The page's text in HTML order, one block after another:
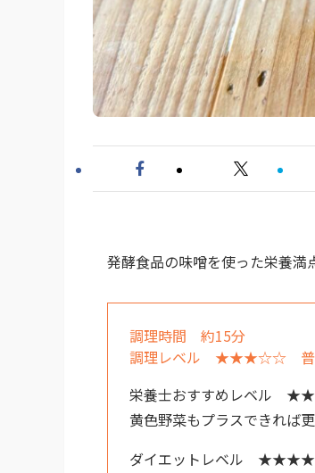
発酵食品の味噌を使った栄養満
調理時間 約15分
調理レベル ★★★☆☆ 普
栄養士おすすめレベル
黄色野菜もプラスできれば
ダイエットレベル